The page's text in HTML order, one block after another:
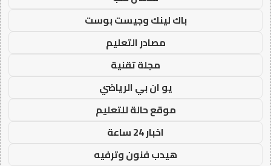
باك لينك وجيست بوست
مصادر التعليم
مجلة تقنية
يو ان بي الرياضي
موقع حالة للتعليم
اخبار 24 ساعة
هيدب فنون وترفيه